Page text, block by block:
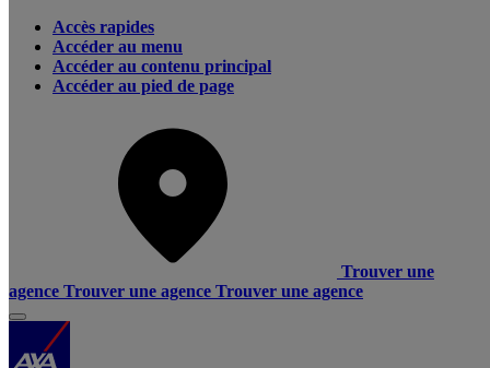
Accès rapides
Accéder au menu
Accéder au contenu principal
Accéder au pied de page
Trouver une
agence Trouver une agence Trouver une agence